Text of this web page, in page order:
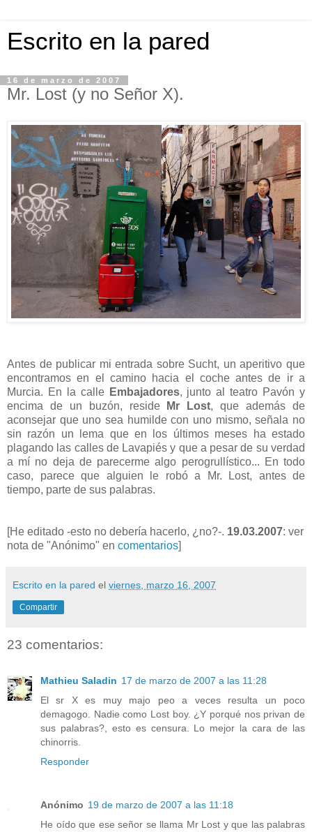
Escrito en la pared
16 de marzo de 2007
Mr. Lost (y no Señor X).
Antes de publicar mi entrada sobre Sucht, un aperitivo que
encontramos en el camino hacia el coche antes de ir a
Murcia. En la calle Embajadores, junto al teatro Pavón y
encima de un buzón, reside
Mr Lost, que además de
aconsejar que uno sea humilde con uno mismo, señala no
sin razón un lema que en los últimos meses ha estado
plagando las calles de Lavapiés y que a pesar de su verdad
a mí no deja de parecerme algo perogrullístico... En todo
caso, parece que alguien le robó a Mr. Lost, antes de
tiempo, parte de sus palabras.
[He editado -esto no debería hacerlo, ¿no?-. 19.03.2007: ver
nota de "Anónimo" en comentarios]
Escrito en la pared el viernes, marzo 16, 2007
Compartir
23 comentarios:
Mathieu Saladin 17 de marzo de 2007 a las 11:28
El sr X es muy majo peo a veces resulta un poco
demagogo. Nadie como Lost boy. ¿Y porqué nos privan de
sus palabras?, esto es censura. Lo mejor la cara de las
chinorris.
Responder
Anónimo 19 de marzo de 2007 a las 11:18
He oído que ese señor se llama Mr Lost y que las palabras